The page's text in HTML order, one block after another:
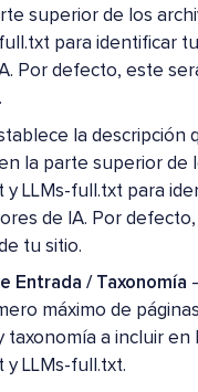
superior de los
para identificar
Por defecto, este
la descripción
la parte superior de
y LLMs-full.txt para
de IA. Por
tu sitio.
Entrada / Taxonomía
máximo de
taxonomía a incluir en
y LLMs-full.txt.